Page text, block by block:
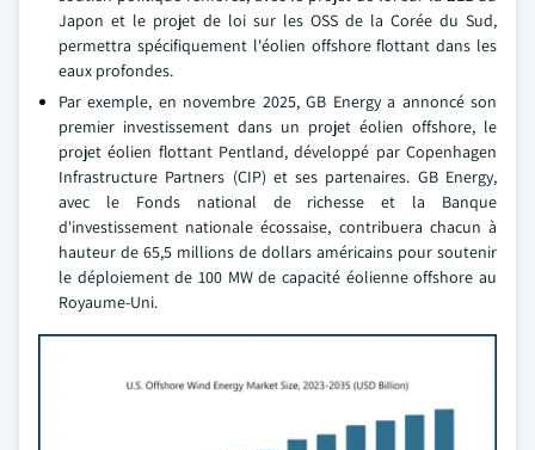
Japon et le projet de loi sur les OSS de la Corée du Sud,
permettra spécifiquement l'éolien offshore flottant dans les
eaux profondes.
Par exemple, en novembre 2025, GB Energy a annoncé son
premier investissement dans un projet éolien offshore, le
projet éolien flottant Pentland, développé par Copenhagen
Infrastructure Partners (CIP) et ses partenaires. GB Energy,
avec le Fonds national de richesse et la Banque
d'investissement nationale écossaise, contribuera chacun à
hauteur de 65,5 millions de dollars américains pour soutenir
le déploiement de 100 MW de capacité éolienne offshore au
Royaume-Uni.